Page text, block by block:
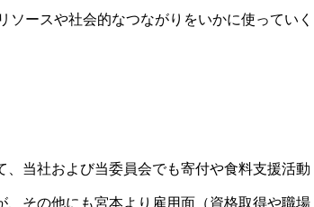
ースや社会的なつながりをいかに使っていく
当社および当委員会でも寄付や食料支援活動
その他にも宮本より雇用面（資格取得や職場